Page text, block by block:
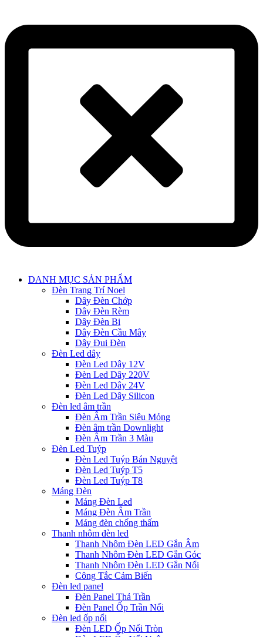
Main
DANH MỤC SẢN PHẨM
Đèn Trang Trí Noel
Dây Đèn Chớp
Dây Đèn Rèm
Dây Đèn Bi
Dây Đèn Cầu Mây
Dây Đui Đèn
Đèn Led dây
Đèn Led Dây 12V
Đèn Led Dây 220V
Đèn Led Dây 24V
Đèn Led Dây Silicon
Đèn led âm trần
Đèn Âm Trần Siêu Mỏng
Đèn âm trần Downlight
Đèn Âm Trần 3 Màu
Đèn Led Tuýp
Đèn Led Tuýp Bán Nguyệt
Đèn Led Tuýp T5
Đèn Led Tuýp T8
Máng Đèn
Máng Đèn Led
Máng Đèn Âm Trần
Máng đèn chống thấm
Thanh nhôm đèn led
Thanh Nhôm Đèn LED Gắn Âm
Thanh Nhôm Đèn LED Gắn Góc
Thanh Nhôm Đèn LED Gắn Nổi
Công Tắc Cảm Biến
Đèn led panel
Đèn Panel Thả Trần
Đèn Panel Ốp Trần Nổi
Đèn led ốp nổi
Đèn LED Ốp Nổi Tròn